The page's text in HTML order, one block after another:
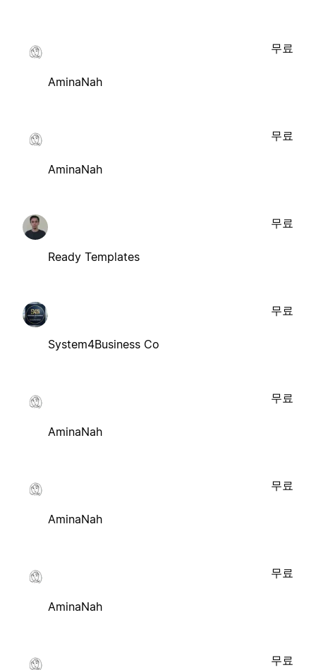
AminaNah
무료
AminaNah
무료
Ready Templates
무료
System4Business Co
무료
AminaNah
무료
AminaNah
무료
AminaNah
무료
무료